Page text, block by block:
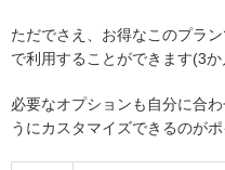
ただでさえ、お得なこのプラ
で利用することができます(3か
必要なオプションも自分に合
うにカスタマイズできるのが